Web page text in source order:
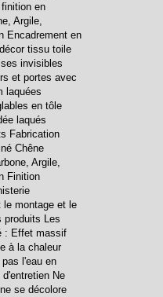
en
Argile,
Encadrement en
tissu toile
invisibles
et portes avec
laquées
en tôle
laqués
Fabrication
Chêne
Argile,
Finition
le montage et le
produits Les
: Effet massif
à la chaleur
l'eau en
Ne
se décolore